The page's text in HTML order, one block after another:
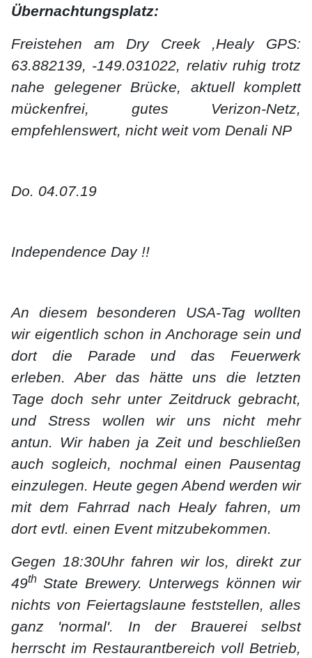
Übernachtungsplatz:
Freistehen am Dry Creek ,Healy GPS:
63.882139, -149.031022, relativ ruhig trotz
nahe gelegener Brücke, aktuell komplett
mückenfrei, gutes Verizon-Netz,
empfehlenswert, nicht weit vom Denali NP
Do. 04.07.19
Independence Day !!
An diesem besonderen USA-Tag wollten
wir eigentlich schon in Anchorage sein und
dort die Parade und das Feuerwerk
erleben. Aber das hätte uns die letzten
Tage doch sehr unter Zeitdruck gebracht,
und Stress wollen wir uns nicht mehr
antun. Wir haben ja Zeit und beschließen
auch sogleich, nochmal einen Pausentag
einzulegen. Heute gegen Abend werden wir
mit dem Fahrrad nach Healy fahren, um
dort evtl. einen Event mitzubekommen.
Gegen 18:30Uhr fahren wir los, direkt zur
49th State Brewery. Unterwegs können wir
nichts von Feiertagslaune feststellen, alles
ganz 'normal'. In der Brauerei selbst
herrscht im Restaurantbereich voll Betrieb,